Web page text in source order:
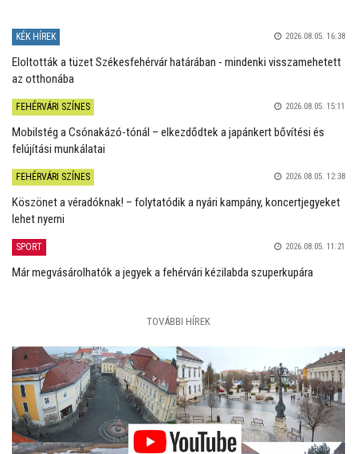
KÉK HÍREK 2026.08.05. 16:38
Eloltották a tüzet Székesfehérvár határában - mindenki visszamehetett
az otthonába
FEHÉRVÁRI SZÍNES 2026.08.05. 15:11
Mobilstég a Csónakázó-tónál – elkezdődtek a japánkert bővítési és
felújítási munkálatai
FEHÉRVÁRI SZÍNES 2026.08.05. 12:38
Köszönet a véradóknak! – folytatódik a nyári kampány, koncertjegyeket
lehet nyerni
SPORT 2026.08.05. 11:21
Már megvásárolhatók a jegyek a fehérvári kézilabda szuperkupára
TOVÁBBI HÍREK